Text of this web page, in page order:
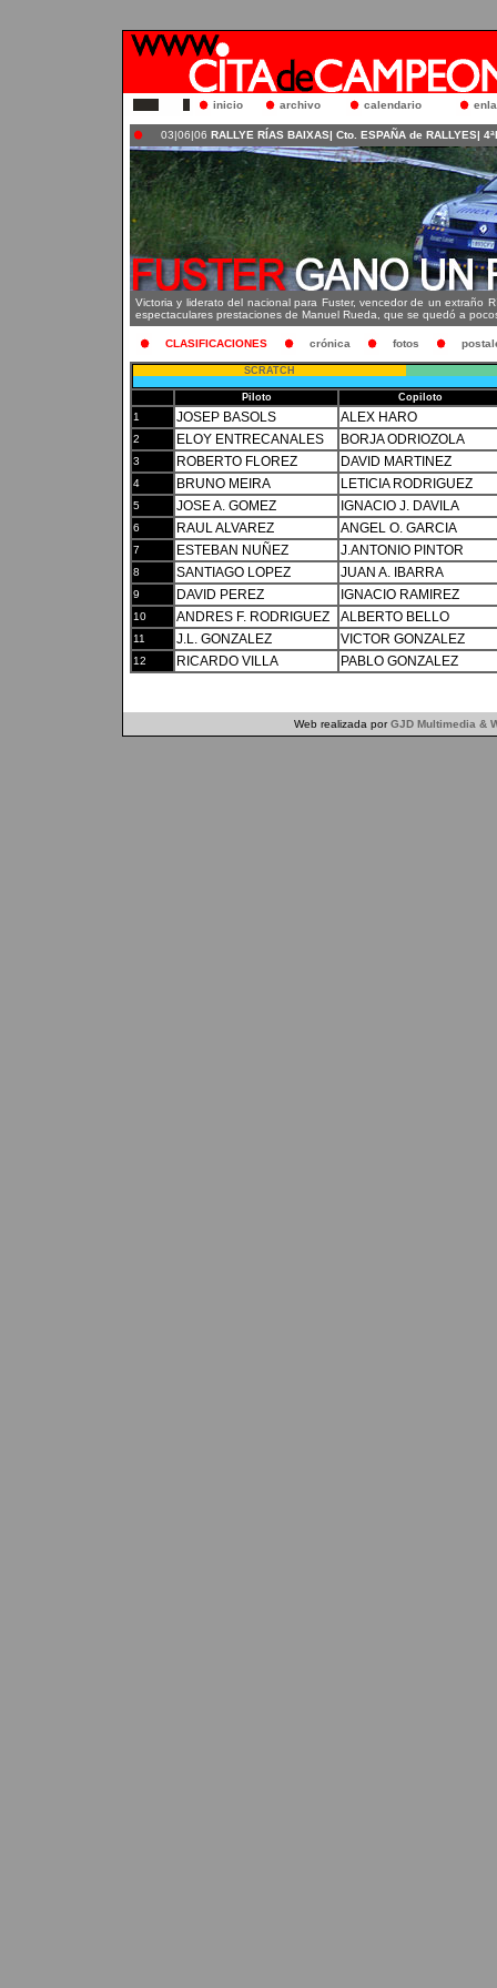
inicio archivo calendario
03|06|06 RALLYE RÍAS BAIXAS| Cto. ESPAÑA de RALLYES|
Victoria y liderato del nacional para Fuster, vencedor de un extraño
espectaculares prestaciones de Manuel Rueda, que se quedó a
CLASIFICACIONES crónica fotos
SCRATCH
Piloto Copiloto
1 JOSEP BASOLS ALEX HARO
2 ELOY ENTRECANALES BORJA ODRIOZOLA
3 ROBERTO FLOREZ DAVID MARTINEZ
4 BRUNO MEIRA LETICIA RODRIGUEZ
5 JOSE A. GOMEZ IGNACIO J. DAVILA
6 RAUL ALVAREZ ANGEL O. GARCIA
7 ESTEBAN NUÑEZ J.ANTONIO PINTOR
8 SANTIAGO LOPEZ JUAN A. IBARRA
9 DAVID PEREZ IGNACIO RAMIREZ
10 ANDRES F. RODRIGUEZ ALBERTO BELLO
11 J.L. GONZALEZ VICTOR GONZALEZ
12 RICARDO VILLA PABLO GONZALEZ
Web realizada por GJD Multimedia &